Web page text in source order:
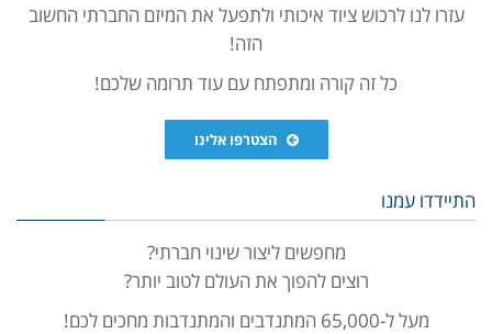
עזרו לנו לרכוש ציוד איכותי ולתפעל את המיזם החברתי החשוב
הזה!
כל זה קורה ומתפתח עם עוד תרומה שלכם!
הצטרפו אלינו
התיידדו עמנו
מחפשים ליצור שינוי חברתי?
רוצים להפוך את העולם לטוב יותר?
מעל ל-65,000 המתנדבים והמתנדבות מחכים לכם!